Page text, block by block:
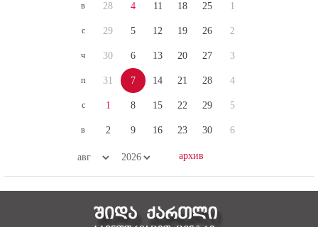
в
с
ч
п
с
в
28
29
30
31
1
2
4
5
6
7
8
9
11
12
13
14
15
16
18
19
20
21
22
23
25
26
27
28
29
30
1
2
3
4
5
6